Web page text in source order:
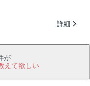
詳細
が
えて欲しい